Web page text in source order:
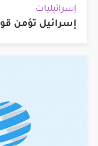
إسرائيليات
إسرائيل تؤمن